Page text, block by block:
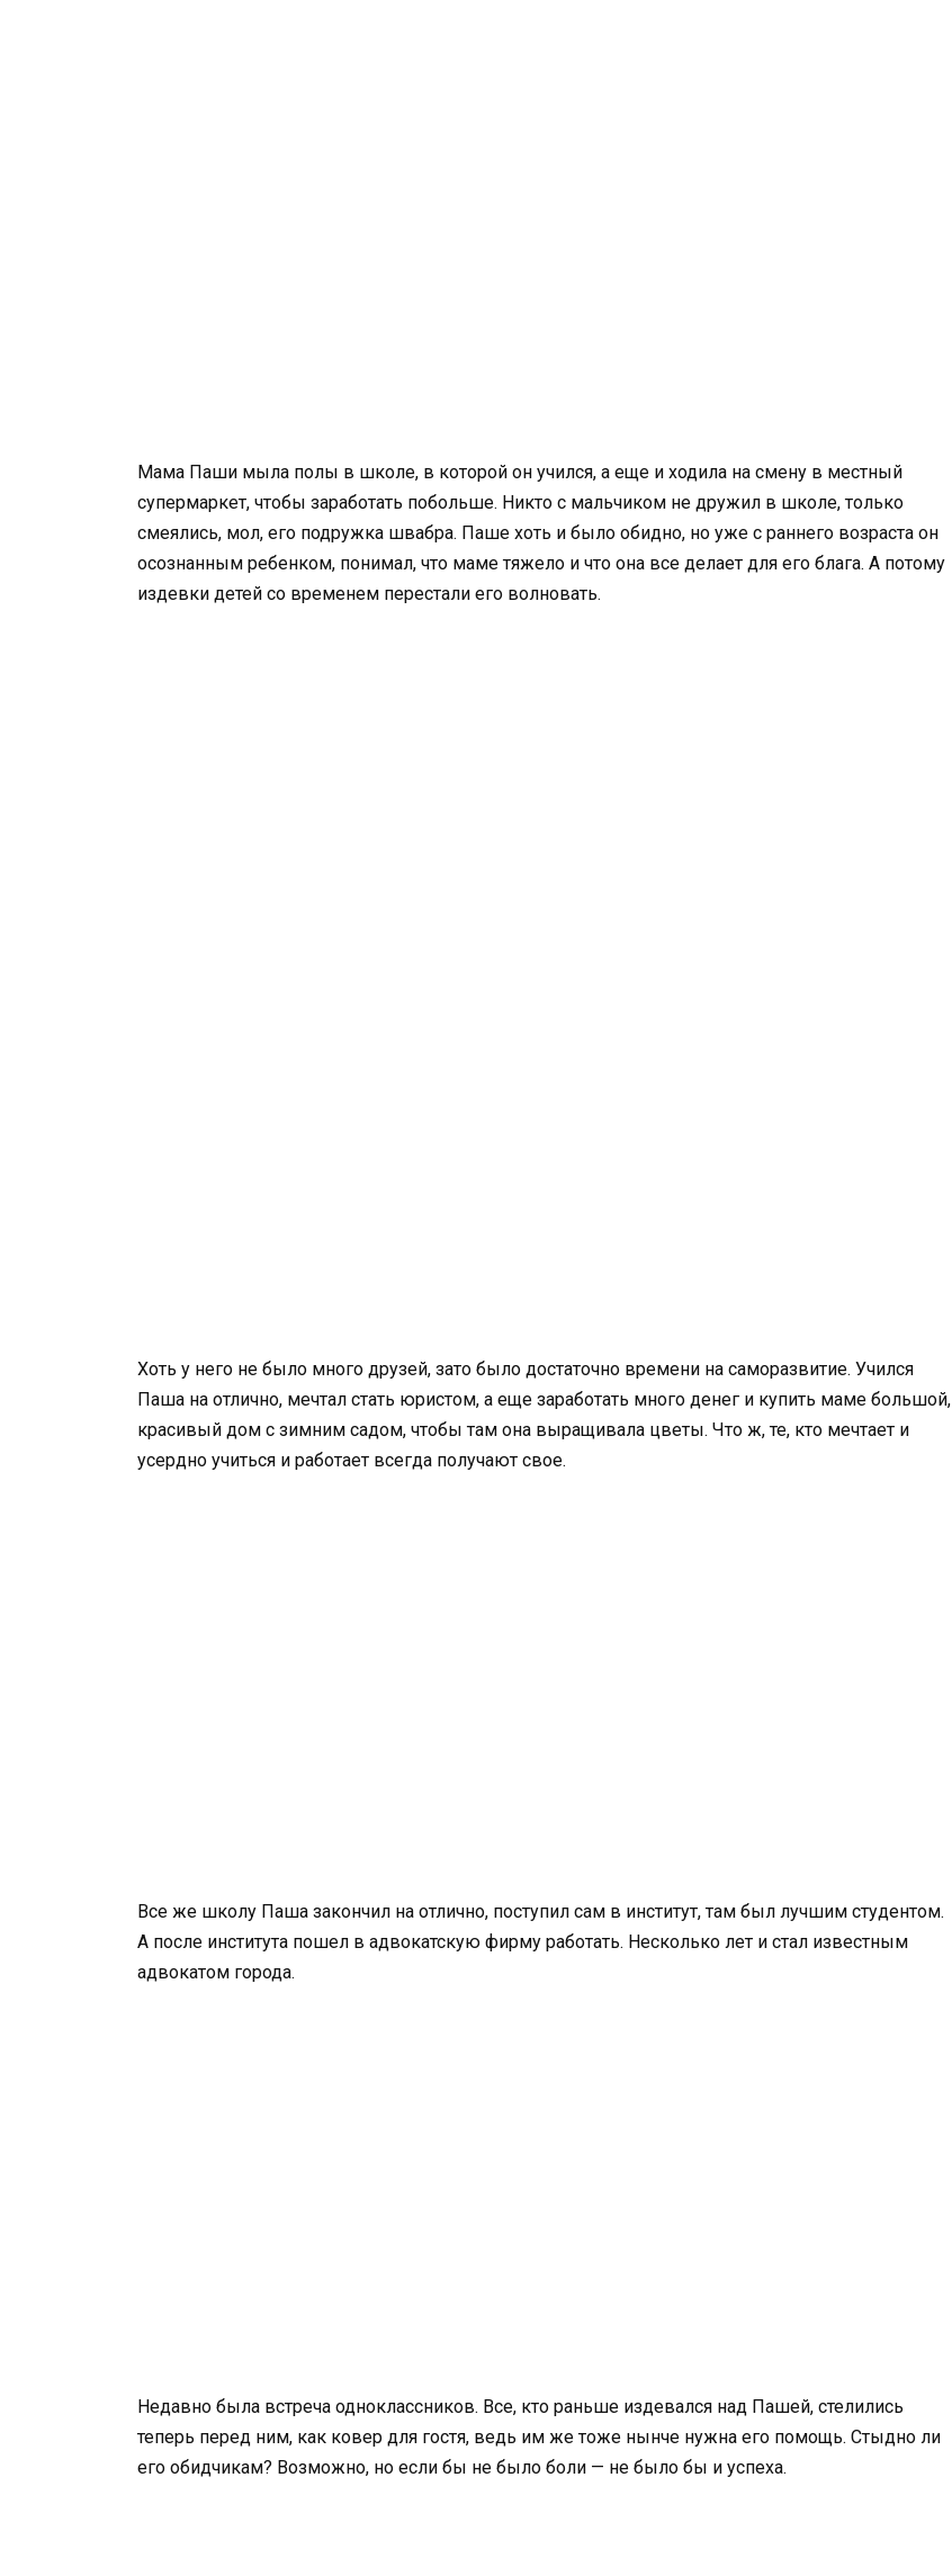
Мама Паши мыла полы в школе, в которой он учился, а еще и ходила на смену в местный
супермаркет, чтобы заработать побольше. Никто с мальчиком не дружил в школе, только
смеялись, мол, его подружка швабра. Паше хоть и было обидно, но уже с раннего возраста он
осознанным ребенком, понимал, что маме тяжело и что она все делает для его блага. А потому
издевки детей со временем перестали его волновать.
Хоть у него не было много друзей, зато было достаточно времени на саморазвитие. Учился
Паша на отлично, мечтал стать юристом, а еще заработать много денег и купить маме большой,
красивый дом с зимним садом, чтобы там она выращивала цветы. Что ж, те, кто мечтает и
усердно учиться и работает всегда получают свое.
Все же школу Паша закончил на отлично, поступил сам в институт, там был лучшим студентом.
А после института пошел в адвокатскую фирму работать. Несколько лет и стал известным
адвокатом города.
Недавно была встреча одноклассников. Все, кто раньше издевался над Пашей, стелились
теперь перед ним, как ковер для гостя, ведь им же тоже нынче нужна его помощь. Стыдно ли
его обидчикам? Возможно, но если бы не было боли — не было бы и успеха.